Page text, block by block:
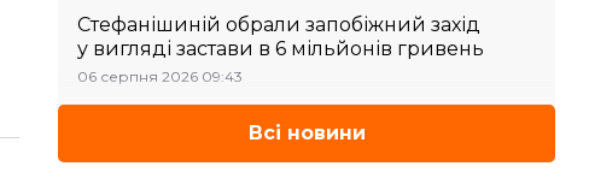
Стефанішиній обрали запобіжний захід
у вигляді застави в 6 мільйонів гривень
06 серпня 2026 09:43
Всі новини